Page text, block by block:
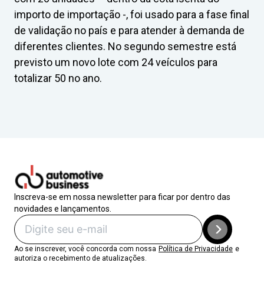
importo de importação -, foi usado para a fase final
de validação no país e para atender à demanda de
diferentes clientes. No segundo semestre está
previsto um novo lote com 24 veículos para
totalizar 50 no ano.
Inscreva-se em nossa newsletter para ficar por dentro das
novidades e lançamentos.
Ao se inscrever, você concorda com nossa Política de Privacidade e
autoriza o recebimento de atualizações.